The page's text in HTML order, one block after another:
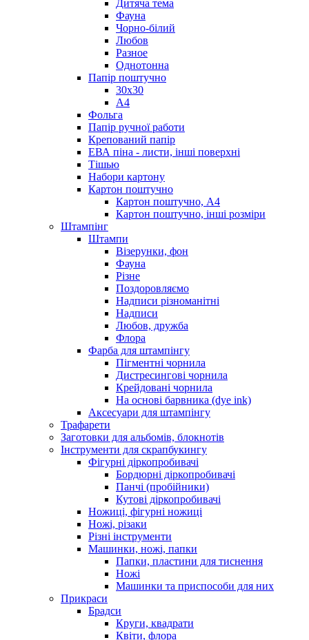
Дитяча тема
Фауна
Чорно-білий
Любов
Разное
Однотонна
Папір поштучно
30х30
А4
Фольга
Папір ручної работи
Крепований папір
ЕВА піна - листи, інші поверхні
Тішью
Набори картону
Картон поштучно
Картон поштучно, А4
Картон поштучно, інші розміри
Штампінг
Штампи
Візерунки, фон
Фауна
Різне
Поздоровляємо
Надписи різноманітні
Надписи
Любов, дружба
Флора
Фарба для штампінгу
Пігментні чорнила
Дистресингові чорнила
Крейдовані чорнила
На основі барвника (dye ink)
Аксесуари для штампінгу
Трафарети
Заготовки для альбомів, блокнотів
Інструменти для скрапбукингу
Фігурні діркопробивачі
Бордюрні діркопробивачі
Панчі (пробійники)
Кутові діркопробивачі
Ножиці, фігурні ножиці
Ножі, різаки
Різні інструменти
Машинки, ножі, папки
Папки, пластини для тиснення
Ножі
Машинки та приспособи для них
Прикраси
Брадси
Круги, квадрати
Квіти, флора